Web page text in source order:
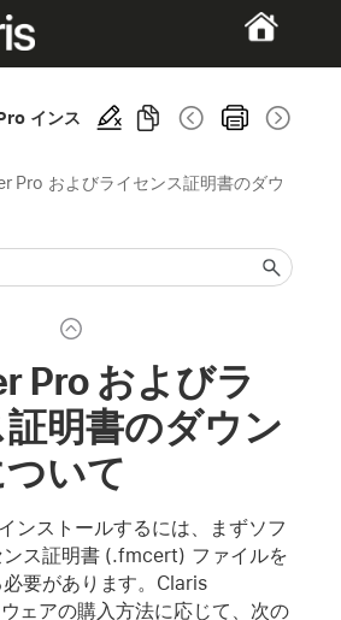
インス
Pro およびライセンス証明書のダウ
Pro およびラ
明書のダウン
いて
ンストールするには、まずソフ
ンス証明書 (.fmcert) ファイルを
要があります。 Claris
ェアの購入方法に応じて、次の